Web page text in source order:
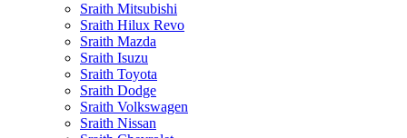
Sraith Mitsubishi
Sraith Hilux Revo
Sraith Mazda
Sraith Isuzu
Sraith Toyota
Sraith Dodge
Sraith Volkswagen
Sraith Nissan